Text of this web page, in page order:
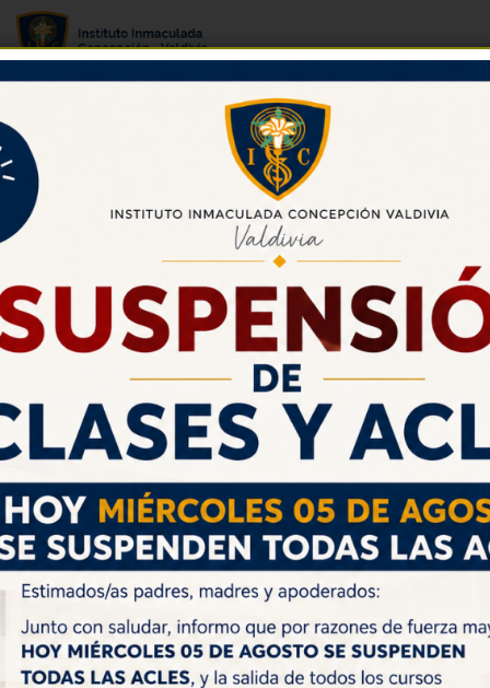
Ciclo de charlas “Patrimonio
Valdiviano para Niñas y Niños”
Noviembre 26, 2024
En el marco del desarrollo de las Semanas de la Historia y de
Educación Parvularia,
se organizó el ciclo de charlas “Patrimonio Valdiviano para Niñas